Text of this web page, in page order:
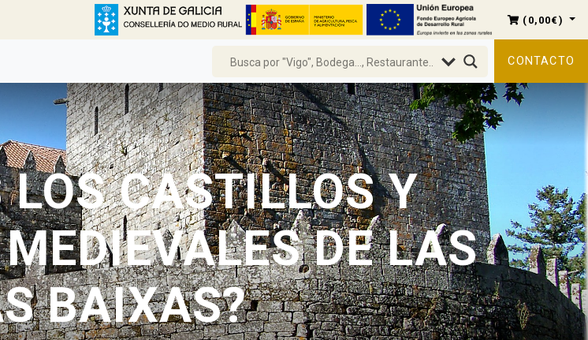
( 0,00€ )
CONTACTO
LOS CASTILLOS Y
DE LAS
BAIXAS?